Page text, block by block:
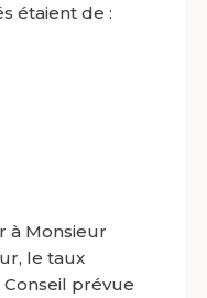
étaient de :
à Monsieur
le taux
prévue